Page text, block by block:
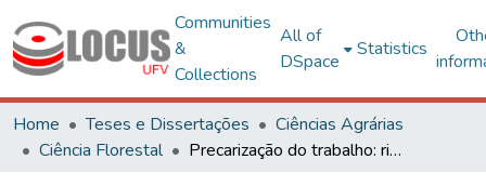
Communities
&
Collections
All of
DSpace
Statistics
Home Teses e Dissertações
Ciências Agrárias
Ciência Florestal
Precarização do trabalho: riscos e agravos à saúde e segurança ocupacional dos trabalhadores na colheita florestal em propriedades florestais